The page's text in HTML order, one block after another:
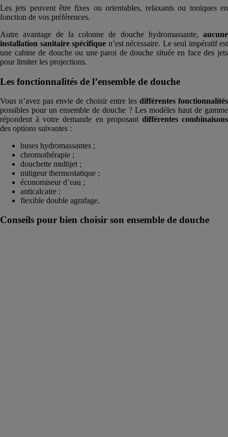
Les jets peuvent être fixes ou orientables, relaxants ou toniques en
fonction de vos préférences.
Autre avantage de la colonne de douche hydromassante, aucune
installation sanitaire spécifique n’est nécessaire. Le seul impératif est
une cabine de douche ou une paroi de douche située en face des jets
pour limiter les projections.
Les fonctionnalités de l’ensemble de douche
Vous n’avez pas envie de choisir entre les différentes fonctionnalités
possibles pour un ensemble de douche ? Les modèles haut de gamme
répondent à votre demande en proposant différentes combinaisons
des options suivantes :
buses hydromassantes ;
chromothérapie ;
douchette multijet ;
mitigeur thermostatique ;
économiseur d’eau ;
anticalcaire ;
flexible double agrafage.
Conseils pour bien choisir son ensemble de douche